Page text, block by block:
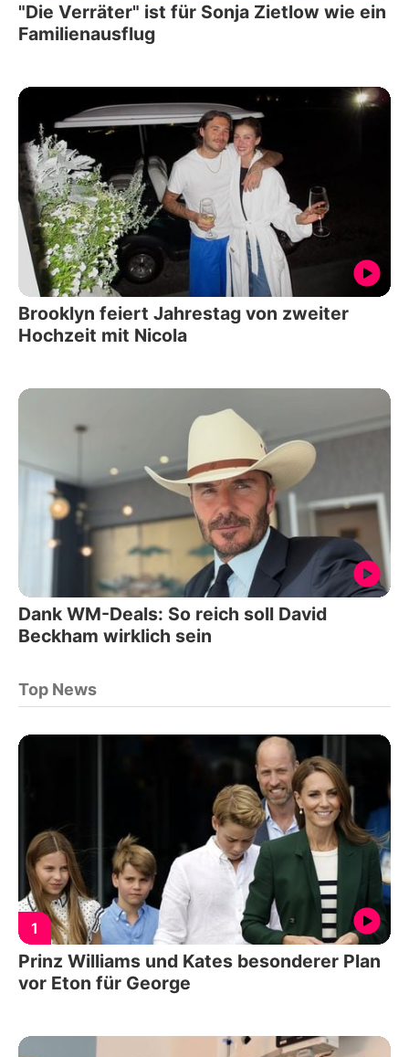
"Die Verräter" ist für Sonja Zietlow wie ein
Familienausflug
Brooklyn feiert Jahrestag von zweiter
Hochzeit mit Nicola
Dank WM-Deals: So reich soll David
Beckham wirklich sein
Top News
1
Prinz Williams und Kates besonderer Plan
vor Eton für George